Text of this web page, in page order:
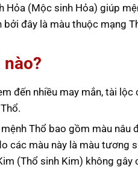
Hỏa (Mộc sinh Hỏa) giúp
đây là màu thuộc mạng
đến nhiều may mắn, tài lộc
Thổ bao gồm màu nâu
các màu này là màu tương
(Thổ sinh Kim) không gây